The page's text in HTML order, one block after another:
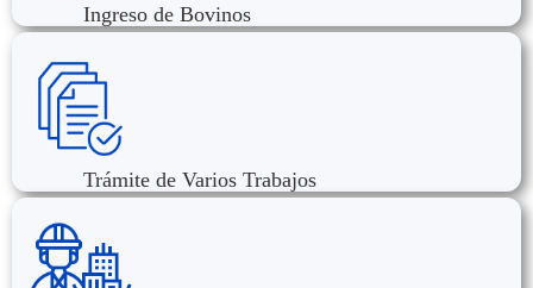
Ingreso de Bovinos
Trámite de Varios Trabajos